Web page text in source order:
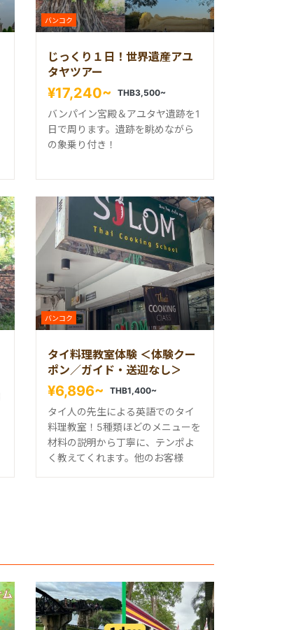
バンコク
じっくり１日！世界遺産アユ
タヤツアー
¥17,240~ THB3,500~
バンパイン宮殿＆アユタヤ遺跡を1
日で周ります。遺跡を眺めながら
の象乗り付き！
バンコク
タイ料理教室体験 ＜体験クー
ポン／ガイド・送迎なし＞
¥6,896~ THB1,400~
タイ人の先生による英語でのタイ
料理教室！5種類ほどのメニューを
材料の説明から丁寧に、テンポよ
く教えてくれます。他のお客様